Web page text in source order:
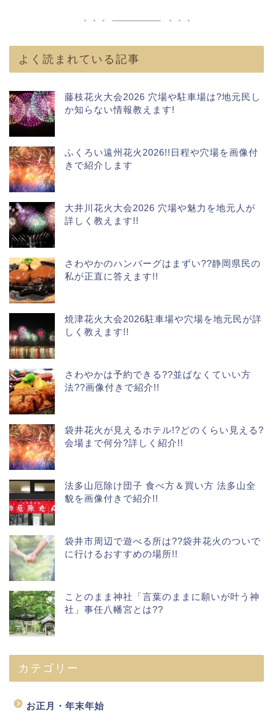
よく読まれている記事
藤枝花火大会2026 穴場や駐車場は?地元民し
か知らない情報教えます!
ふくろい遠州花火2026!!日程や穴場を画像付
きで紹介します
大井川花火大会2026 穴場や魅力を地元人が
詳しく教えます!!
さわやかのハンバーグはまずい??静岡県民の
私が正直に答えます!!
焼津花火大会2026駐車場や穴場を地元民が詳
しく教えます!!
さわやかは予約できる??並ばなくていい方
法??画像付きで紹介!!
袋井花火が見えるホテル!?どのくらい見える?
会場まで何分?詳しく紹介!!
法多山厄除け団子 食べ方＆買い方 法多山全
貌を画像付きで紹介!!
袋井市周辺で遊べる所は??袋井花火のついで
に行けるおすすめの場所!!
ことのまま神社「言葉のままに願いが叶う神
社」事任八幡宮とは??
カテゴリー
お正月・年末年始